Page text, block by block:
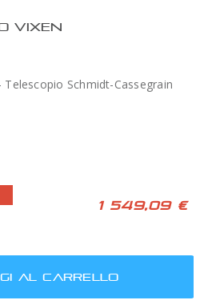
VIXEN
Telescopio Schmidt-Cassegrain
1 549,09 €
AL CARRELLO